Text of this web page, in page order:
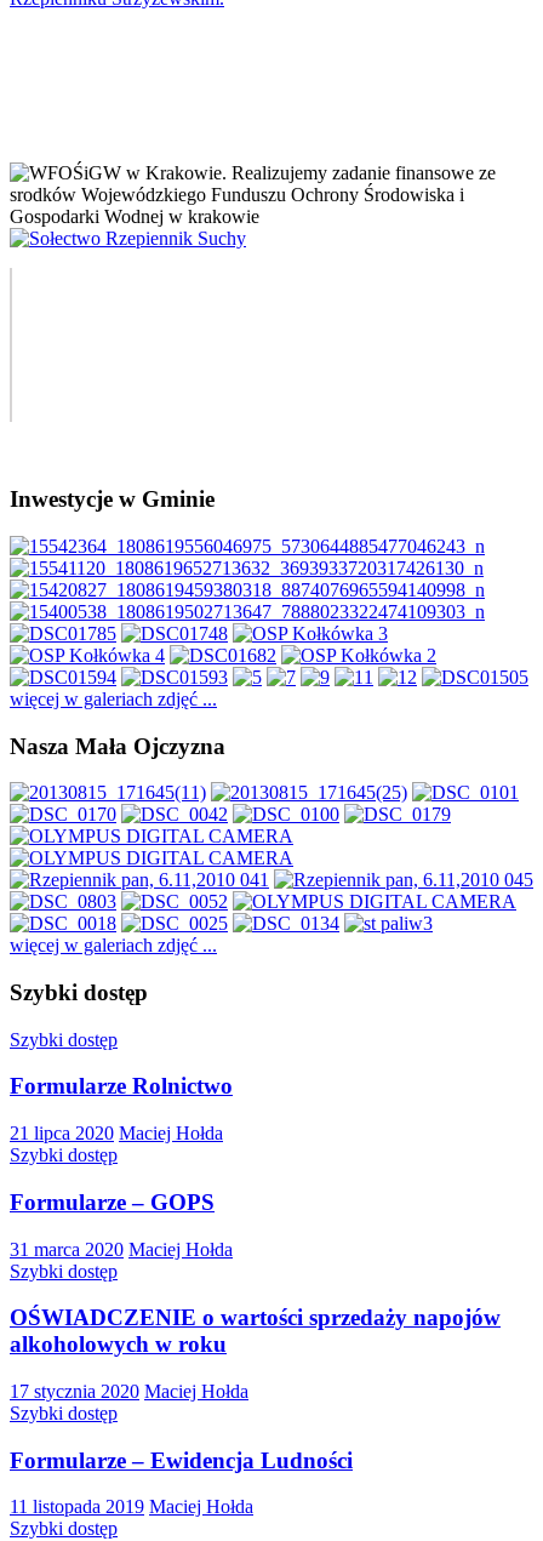
Inwestycje w Gminie
więcej w galeriach zdjęć ...
Nasza Mała Ojczyzna
więcej w galeriach zdjęć ...
Szybki dostęp
Szybki dostęp
Formularze Rolnictwo
21 lipca 2020 Maciej Hołda
Szybki dostęp
Formularze – GOPS
31 marca 2020 Maciej Hołda
Szybki dostęp
OŚWIADCZENIE o wartości sprzedaży napojów
alkoholowych w roku
17 stycznia 2020 Maciej Hołda
Szybki dostęp
Formularze – Ewidencja Ludności
11 listopada 2019 Maciej Hołda
Szybki dostęp